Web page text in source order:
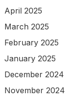
April 2025
March 2025
February 2025
January 2025
December 2024
November 2024